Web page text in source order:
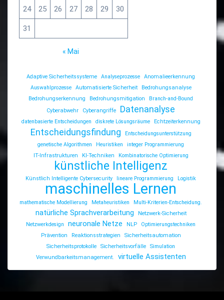
24 25 26 27 28 29 30
31
« Mai
Adaptive Sicherheitssysteme Analyseprozesse
Anomalieerkennung
Auswahlprozesse
Automatisierte Sicherheit
Bedrohungsanalyse
Bedrohungserkennung
Bedrohungsmitigation
Branch-and-Bound
Cyberabwehr
Cyberangriffe Datenanalyse
datenbasierte Entscheidungen diskrete Lösungsräume Echtzeiterkennung
Entscheidungsfindung
Entscheidungsunterstützung
genetische Algorithmen
Heuristiken
integer Programmierung
IT-Infrastrukturen
KI-Techniken Kombinatorische Optimierung
künstliche Intelligenz
Künstlich Intelligente Cybersecurity lineare Programmierung Logistik
maschinelles Lernen
mathematische Modellierung Metaheuristiken Multi-Kriterien-Entscheidung.
natürliche Sprachverarbeitung
Netzwerk-Sicherheit
Netzwerkdesign
neuronale Netze NLP
Optimierungstechniken
Prävention
Reaktionsstrategien
Sicherheitsautomation
Sicherheitsprotokolle
Sicherheitsvorfälle
Simulation
Verwundbarkeitsmanagement.
virtuelle Assistenten